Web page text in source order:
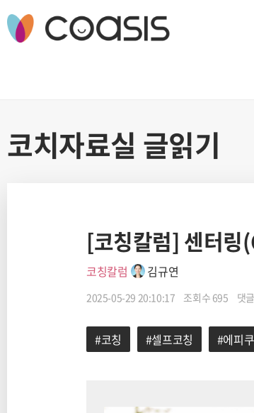
코치자료실 글읽기
[코칭칼럼] 센터
코칭칼럼 김규연
2025-05-29 20:10:17 조회수 695 댓
#코칭 #셀프코칭 #에피